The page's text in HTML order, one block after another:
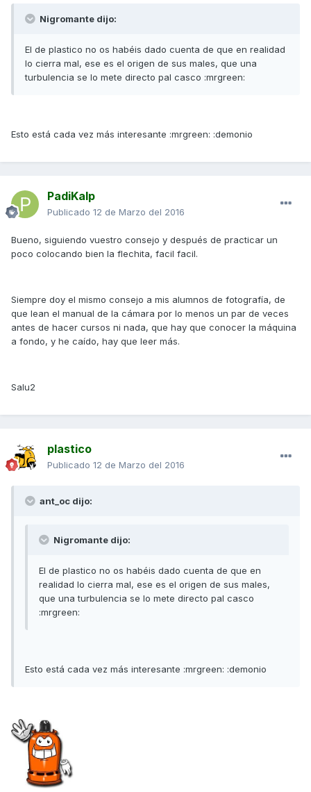
Nigromante dijo:
El de plastico no os habéis dado cuenta de que en realidad
lo cierra mal, ese es el origen de sus males, que una
turbulencia se lo mete directo pal casco :mrgreen:
Esto está cada vez más interesante :mrgreen: :demonio
PadiKalp
Publicado 12 de Marzo del 2016
Bueno, siguiendo vuestro consejo y después de practicar un
poco colocando bien la flechita, facil facil.
Siempre doy el mismo consejo a mis alumnos de fotografía, de
que lean el manual de la cámara por lo menos un par de veces
antes de hacer cursos ni nada, que hay que conocer la máquina
a fondo, y he caído, hay que leer más.
Salu2
plastico
Publicado 12 de Marzo del 2016
ant_oc dijo:
Nigromante dijo:
El de plastico no os habéis dado cuenta de que en
realidad lo cierra mal, ese es el origen de sus males,
que una turbulencia se lo mete directo pal casco
:mrgreen:
Esto está cada vez más interesante :mrgreen: :demonio